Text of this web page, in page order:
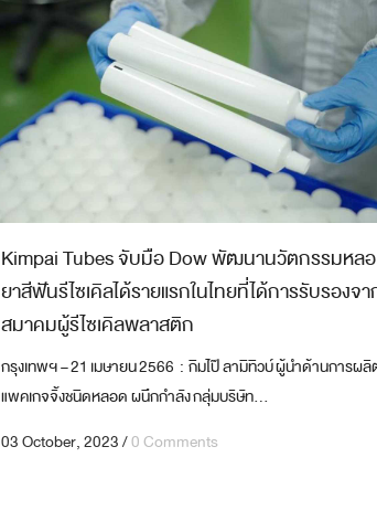
Kimpai Tubes จับมือ Dow พัฒนานวัตกรรมหล
ยาสีฟันรีไซเคิลได้รายแรกในไทยที่ได้การรับรองจ
สมาคมผู้รีไซเคิลพลาสติก
กรุงเทพฯ – 21 เมษายน 2566 : กิมไป๊ ลามิทิวบ์ ผู้นำด้านการผ
แพคเกจจิ้งชนิดหลอด ผนึกกำลัง กลุ่มบริษัท...
03 October, 2023/0 Comments